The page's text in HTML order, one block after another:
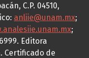
C.P. 04510,
anliie@unam.mx;
;
Editora
Certificado de